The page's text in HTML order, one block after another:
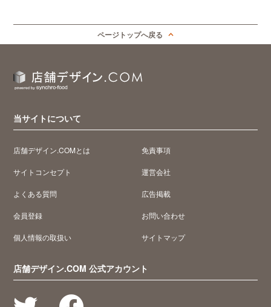
ページトップへ戻る
当サイトについて
店舗デザイン.COMとは
サイトコンセプト
よくある質問
会員登録
個人情報の取扱い
免責事項
運営会社
広告掲載
お問い合わせ
サイトマップ
店舗デザイン.COM 公式アカウント